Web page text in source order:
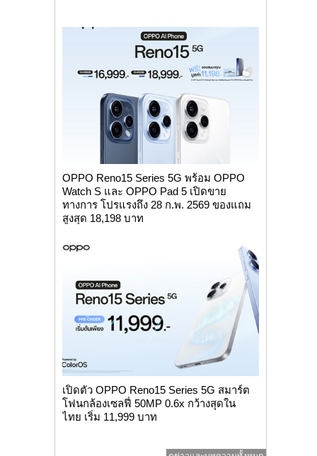
OPPO Reno15 Series 5G พร้อม OPPO
Watch S และ OPPO Pad 5 เปิดขาย
ทางการ โปรแรงถึง 28 ก.พ. 2569 ของแถม
สูงสุด 18,198 บาท
เปิดตัว OPPO Reno15 Series 5G สมาร์ต
โฟนกล้องเซลฟี่ 50MP 0.6x กว้างสุดใน
ไทย เริ่ม 11,999 บาท